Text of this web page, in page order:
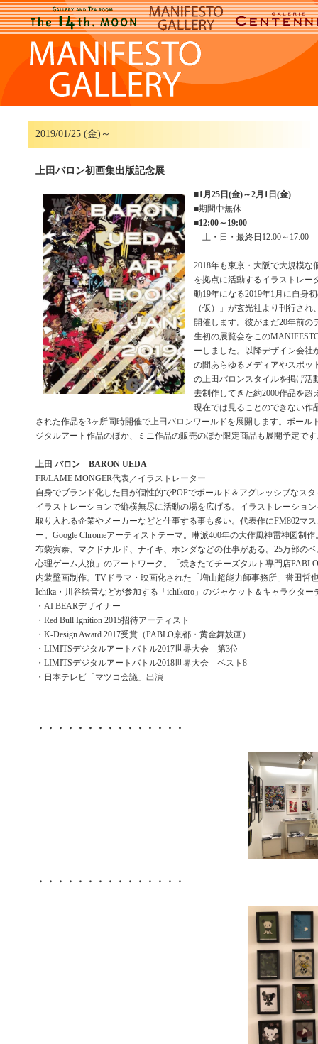
2019/01/25 (金)～
上田バロン初画集出版記念展
■1月25日(金)～2月1日(金)
■期間中無休
■12:00～19:00
土・日・最終日12:00～17:00
2018年も東京・大阪で大規模な
を拠点に活動するイラストレー
動19年になる2019年1月に自身
（仮）」が玄光社より刊行さ
開催します。彼がまだ20年前の
生初の展覧会をこの
ーしました。以降デザイン会社
の間あらゆるメディアやスポッ
の上田バロンスタイルを掲げ活
去制作してきた約2000作品を超
現在では見ることのできない作
された作品を3ヶ所同時開催で上田バロンワールドを展開します。ボール
ジタルアート作品のほか、ミニ作品の販売のほか限定商品も展開予定で
上田 バロン BARON UEDA
FR/LAME MONGER代表／イラストレーター
自身でブランド化した目が個性的でPOPでボールド＆アグレッシブなス
イラストレーションで縦横無尽に活動の場を広げる。イラストレーショ
取り入れる企業やメーカーなどと仕事する事も多い。代表作にFM802マ
ー。Google Chromeアーティストテーマ。琳派400年の大作風神雷神図制作
布袋寅泰、マクドナルド、ナイキ、ホンダなどの仕事がある。25万部の
心理ゲーム人狼」のアートワーク。「焼きたてチーズタルト専門店
内装壁画制作。TVドラマ・映画化された「増山超能力師事務所」誉田哲
Ichika・川谷絵音などが参加する「ichikoro」のジャケット＆キャラクター
・AI BEARデザイナー
・Red Bull Ignition 2015招待アーティスト
・K-Design Award 2017受賞（PABLO京都・黄金舞妓画）
・LIMITSデジタルアートバトル2017世界大会 第3位
・LIMITSデジタルアートバトル2018世界大会 ベスト8
・日本テレビ「マツコ会議」出演
・・・・・・・・・・・・・・・
・・・・・・・・・・・・・・・